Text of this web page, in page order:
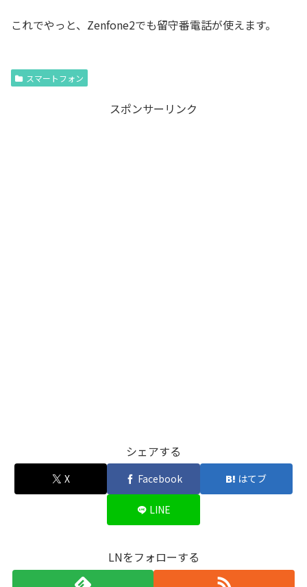
これでやっと、Zenfone2でも留守番電話が使えます。
スマートフォン
スポンサーリンク
シェアする
X Facebook はてブ
LINE
LNをフォローする